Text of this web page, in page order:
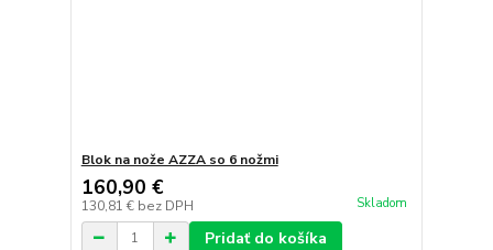
Blok na nože AZZA so 6 nožmi
160,90 €
130,81 € bez DPH Skladom
Pridať do košíka